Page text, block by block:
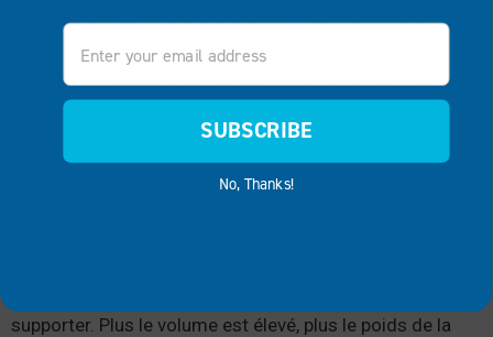
il est important de déterminer le volume et la capacité de
poids appropriés pour votre taille. Lorsque vous faites du
paddleboard, elle déplace l’eau pour soutenir votre corps
mauvais volume et la mauvaise capacité de poids peut
rendre la conduite plus difficile, changeant la façon dont
supporter. Plus le volume est élevé, plus le poids de la
Email
SUBSCRIBE
No, Thanks!